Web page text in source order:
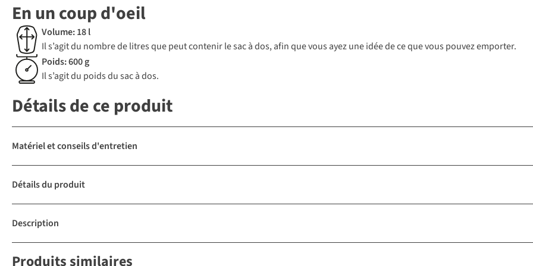
En un coup d'oeil
Volume: 18 l
Il s’agit du nombre de litres que peut contenir le sac à dos, afin que vous ayez une idée de ce que vous pouvez emporter.
Poids: 600 g
Il s’agit du poids du sac à dos.
Détails de ce produit
Matériel et conseils d'entretien
Détails du produit
Description
Produits similaires